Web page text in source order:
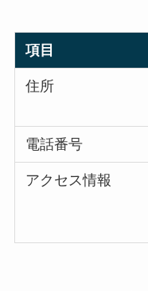
項目
住所
電話番号
アクセス情報